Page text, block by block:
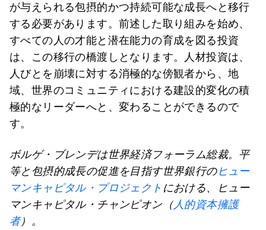
が与えられる包摂的かつ持続可能な成長へと移行
する必要があります。前述した取り組みを始め、
すべての人の才能と潜在能力の育成を図る投資
は、この移行の橋渡しとなります。人材投資は、
人びとを崩壊に対する消極的な傍観者から、地
域、世界のコミュニティにおける建設的変化の積
極的なリーダーへと、変わることができるので
す。
ボルゲ・ブレンデは世界経済フォーラム総裁。平
等と包摂的成長の促進を目指す世界銀行のヒュー
マンキャピタル・プロジェクト における、ヒュー
マンキャピタル・チャンピオン（人的資本擁護
者） 。